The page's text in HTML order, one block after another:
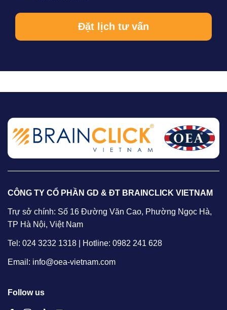
CÔNG TY CỔ PHẦN GD & ĐT BRAINCLICK VIETNAM
Trự sở chính: Số 16 Đường Văn Cao, Phường Ngọc Hà,
TP Hà Nội, Việt Nam
Tel: 024 3232 1318 | Hotline: 0982 241 628
Email: info@oea-vietnam.com
Follow us